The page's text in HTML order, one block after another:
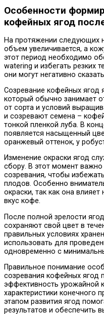
Особенности
кофейных ягод
На протяжении следующих
объем увеличивается, а
этот период необходимо
watering и избегать резких
они могут негативно
Созревание кофейных ягод
который обычно занимает
от сорта и условий
и созревают семена –
тонкой пленкой луба. В
появляется насыщенный
оранжевый оттенок, у
Изменение окраски ягод
сбору. В этот момент
созревания, чтобы
плодов. Особенно
окраски, так как она
вкус кофе.
После полной зрелости
сохраняют свой цвет в
правильных условиях
использовать для
одновременно с
Правильное понимание
созревания кофейных ягод
эффективность урожайной
характеристики конечного
этапом развития ягод
результатов и обеспечить